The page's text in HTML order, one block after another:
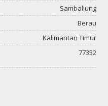
Sambaliung
Berau
Kalimantan Timur
77352